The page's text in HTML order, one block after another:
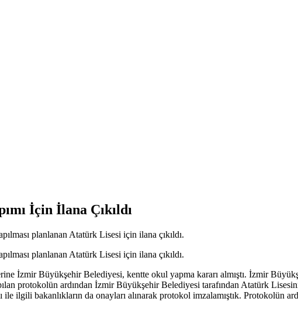
İçin İlana Çıkıldı
planlanan Atatürk Lisesi için ilana çıkıldı.
planlanan Atatürk Lisesi için ilana çıkıldı.
İzmir Büyükşehir Belediyesi, kentte okul yapma kararı almıştı. İzmir
protokolün ardından İzmir Büyükşehir Belediyesi tarafından Atatürk
ilgili bakanlıkların da onayları alınarak protokol imzalamıştık. Protokolün